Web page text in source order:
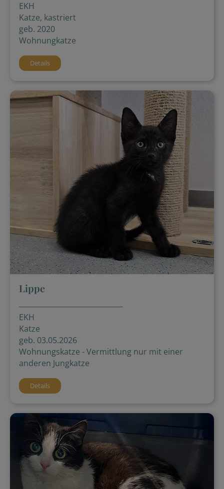
EKH
Katze, kastriert
geb. 2020
Wohnungkatze
Details
Lippe
EKH
Katze
geb. 03.05.2026
Wohnungskatze - Vermittlung nur mit einer
anderen Jungkatze
Details